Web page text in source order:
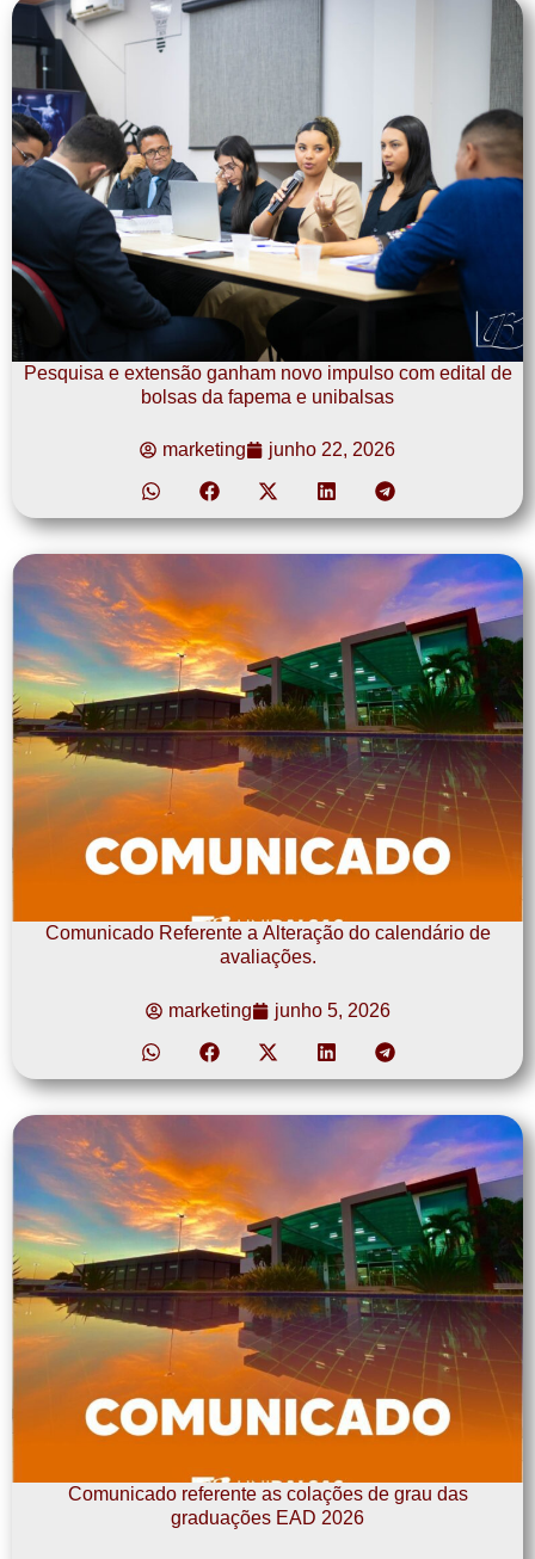
Pesquisa e extensão ganham novo impulso com edital de
bolsas da fapema e unibalsas
marketing junho 22, 2026
Comunicado Referente a Alteração do calendário de
avaliações.
marketing junho 5, 2026
Comunicado referente as colações de grau das
graduações EAD 2026